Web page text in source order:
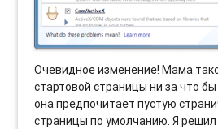
Очевидное изменение! Мама
стартовой страницы ни за что
она предпочитает пустую
страницы по умолчанию. Я